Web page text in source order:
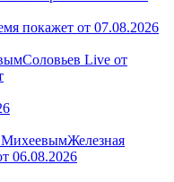
покажет от 07.08.2026
Соловьев Live от
Железная
06.08.2026